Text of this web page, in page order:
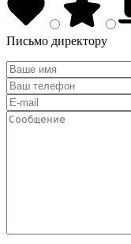
Письмо директору